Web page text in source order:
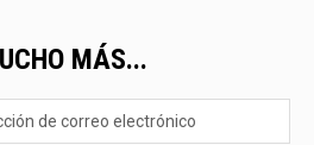
MÁS...